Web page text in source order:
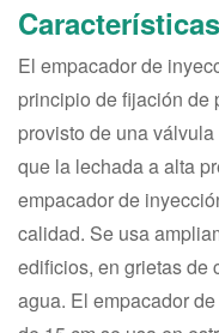
El empacador de
principio de fijación de
provisto de una
que la lechada a alta
empacador de
calidad. Se usa
edificios, en grietas de
agua. El empacador